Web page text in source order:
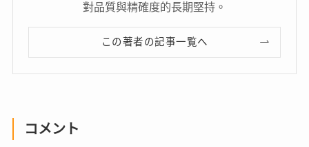
對品質與精確度的長期堅持。
この著者の記事一覧へ
コメント